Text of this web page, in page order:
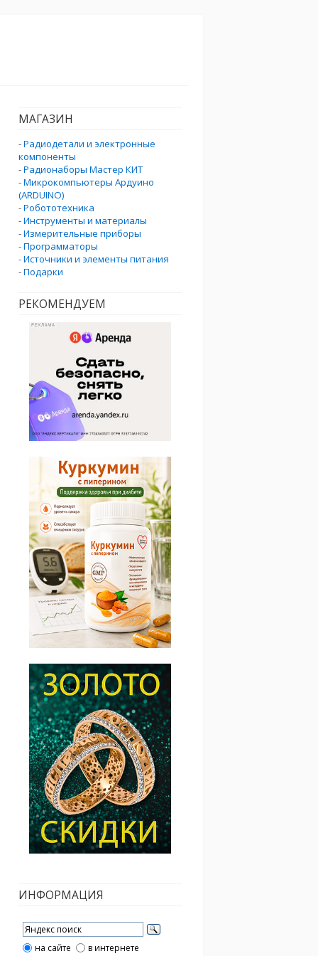
МАГАЗИН
-Радиодетали и электронные
компоненты
-Радионаборы Мастер КИТ
-Микрокомпьютеры Ардуино
(ARDUINO)
-Робототехника
-Инструменты и материалы
-Измерительные приборы
-Программаторы
-Источники и элементы питания
-Подарки
РЕКОМЕНДУЕМ
ИНФОРМАЦИЯ
на сайте в интернете